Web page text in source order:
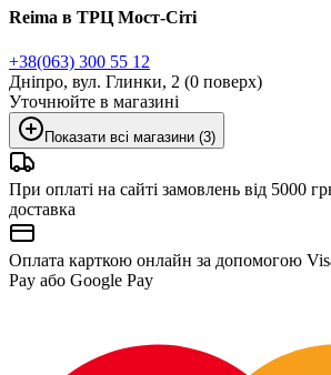
Reima в ТРЦ Мост-Сіті
+38(063) 300 55 12
Дніпро, вул. Глинки, 2 (0 поверх)
Уточнюйте в магазині
Показати всі магазини (3)
При оплаті на сайті замовлень від 5000
доставка
Оплата карткою онлайн за допомогою
Pay або Google Pay